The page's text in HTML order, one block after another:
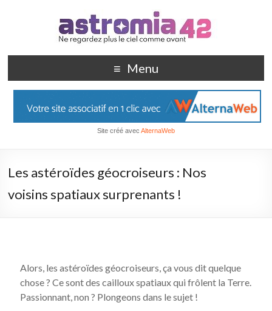
Menu
Site créé avec AlternaWeb
Les astéroïdes géocroiseurs : Nos
voisins spatiaux surprenants !
Alors, les astéroïdes géocroiseurs, ça vous dit quelque
chose ? Ce sont des cailloux spatiaux qui frôlent la Terre.
Passionnant, non ? Plongeons dans le sujet !